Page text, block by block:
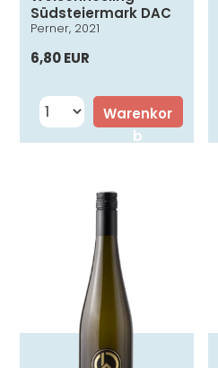
Südsteiermark DAC
Perner, 2021
6,80 EUR
Warenkor
b